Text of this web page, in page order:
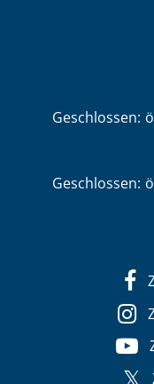
Klicken, um
Geschlossen:
Klicken, um
Geschlossen: